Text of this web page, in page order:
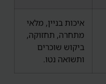
איכות בניין, מלאי
מתחרה, תחזוקה,
ביקוש שוכרים
ותשואה נטו.